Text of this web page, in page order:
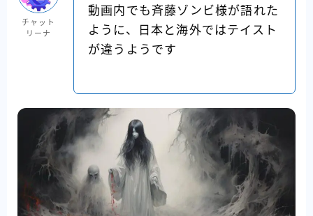
チャット
リーナ
動画内でも斉藤ゾンビ様が語れた
ように、日本と海外ではテイスト
が違うようです